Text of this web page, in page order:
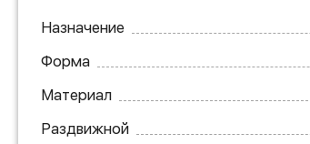
Назначение
Форма
Материал
Раздвижной